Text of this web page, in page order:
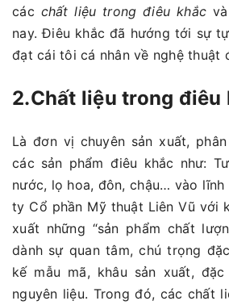
các chất liệu trong điêu khắc
nay. Điêu khắc đã hướng tới sự
đạt cái tôi cá nhân về nghệ thuật
2.Chất liệu trong điêu
Là đơn vị chuyên sản xuất,
các sản phẩm điêu khắc như:
nước, lọ hoa, đôn, chậu… vào
ty Cổ phần Mỹ thuật Liên Vũ với
xuất những “sản phẩm chất
dành sự quan tâm, chú trọng
kế mẫu mã, khâu sản xuất,
nguyên liệu. Trong đó, các chất